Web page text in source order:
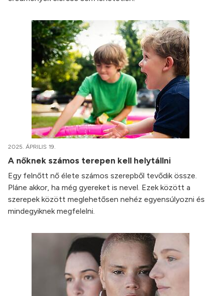
2025. ÁPRILIS 19.
A nőknek számos terepen kell helytállni
Egy felnőtt nő élete számos szerepből tevődik össze.
Pláne akkor, ha még gyereket is nevel. Ezek között a
szerepek között meglehetősen nehéz egyensúlyozni és
mindegyiknek megfelelni.